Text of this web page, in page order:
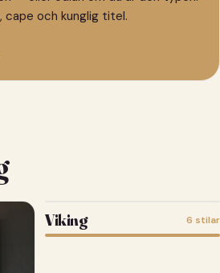
cape och kunglig titel.
Viking 6 stilar